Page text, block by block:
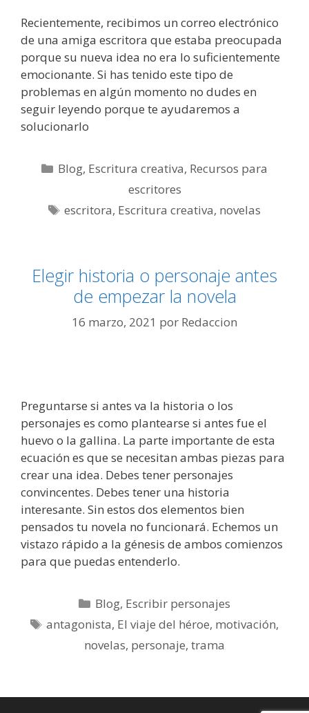
Recientemente, recibimos un correo electrónico
de una amiga escritora que estaba preocupada
porque su nueva idea no era lo suficientemente
emocionante. Si has tenido este tipo de
problemas en algún momento no dudes en
seguir leyendo porque te ayudaremos a
solucionarlo
Categorías
Blog, Escritura creativa, Recursos para
escritores
Etiquetas
escritora, Escritura creativa, novelas
Elegir historia o personaje antes
de empezar la novela
16 marzo, 2021 por Redaccion
Preguntarse si antes va la historia o los
personajes es como plantearse si antes fue el
huevo o la gallina. La parte importante de esta
ecuación es que se necesitan ambas piezas para
crear una idea. Debes tener personajes
convincentes. Debes tener una historia
interesante. Sin estos dos elementos bien
pensados tu novela no funcionará. Echemos un
vistazo rápido a la génesis de ambos comienzos
para que puedas entenderlo.
Categorías
Blog, Escribir personajes
Etiquetas
antagonista, El viaje del héroe, motivación,
novelas, personaje, trama